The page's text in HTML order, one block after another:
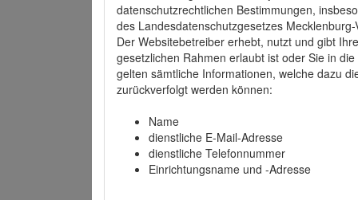
datenschutzrechtlichen Bestimmungen,
des Landesdatenschutzgesetzes
Der Websitebetreiber erhebt, nutzt und gibt
gesetzlichen Rahmen erlaubt ist oder Sie in
gelten sämtliche Informationen, welche dazu
zurückverfolgt werden können:
Name
dienstliche E-Mail-Adresse
dienstliche Telefonnummer
Einrichtungsname und -Adresse